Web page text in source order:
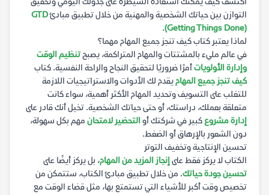
اكتشف كيف يمكنك استعادة السيطرة على جدولك اليومي وتحقيق
التوازن بين حياتك الشخصية والمهنية من خلال تطبيق مبادئGTD
(Getting Things Done)
.
لماذا يعتبر كتاب كيف تنجز جميع المهام مهما؟
في عالم مليء بالمشتتات والمهام المتراكمة، يصبحتنظيم الوقت
وإدارة الأولوياتأمرًا ضروريًا لتحقيق النجاح والراحة النفسية. كتاب
كيف تنجز جميع المهاميقدم لك الأدوات والاستراتيجيات اللازمة
للتغلب على التسويف وتحديد المهام الأكثر أهمية، سواء كانت
متعلقة بعملك، دراستك، أو حتى حياتك الشخصية. تخيل أنك قادر على
إدارة مشروعكبير في شركتك أوالتحضير لامتحان مهم بكل سهولة،
دون الشعور بالإرهاق أو الضغط.
تحسين الإنتاجية وتخفيف التوتر
الكتاب لا يركز فقط على إنجاز المزيد من المهام، بل يركز أيضًا على
تحسين جودة حياتك. من خلال تطبيق مبادئ الكتاب، ستتمكن من
تخصيص وقت أكبر للأشياء التي تستمتع بها، مثل قضاء الوقت مع